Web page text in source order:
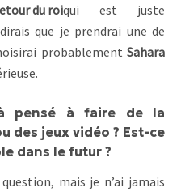
du roiqui est juste
que je prendrai une de
probablement Sahara
pensé à faire de la
des jeux vidéo ? Est-ce
dans le futur ?
mais je n’ai jamais